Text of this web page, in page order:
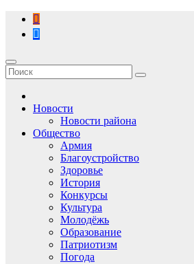
Перейти
содержимому
Новости
Новости района
Общество
Армия
Благоустройство
Здоровье
История
Конкурсы
Культура
Молодёжь
Образование
Патриотизм
Погода